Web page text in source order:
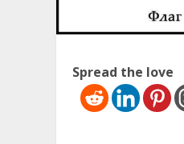
Spread the love